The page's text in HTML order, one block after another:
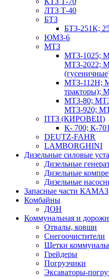
ЛТЗ Т-40
БТЗ
БТЗ-251К;
ЮМЗ-6
МТЗ
МТЗ-1025;
МТЗ-2022;
МТЗ-112Н;
тракторы);
МТЗ-80;
МТЗ-920;
ПТЗ (КИРОВЕЦ)
К- 700; К-
DEUTZ-FAHR
LAMBORGHINI
Дизельные силовые
Дизельные
Дизельные
Дизельные
Запасные части КАМАЗ
Комбайны
ДОН
Коммунальная и
Отвалы, ковши
Снегоочистители
Щетки
Грейдеры
Погрузчики
Эксаваторы-